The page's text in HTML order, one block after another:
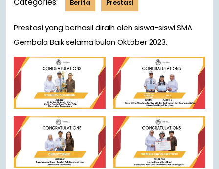
Categories: Berita Prestasi
Prestasi yang berhasil diraih oleh siswa-siswi SMA
Gembala Baik selama bulan Oktober 2023.